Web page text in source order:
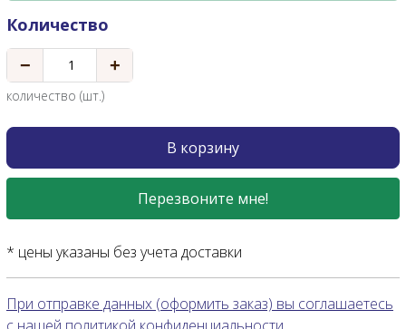
Количество
− +
количество (шт.)
В корзину
Перезвоните мне!
* цены указаны без учета доставки
При отправке данных (оформить заказ) вы соглашаетесь